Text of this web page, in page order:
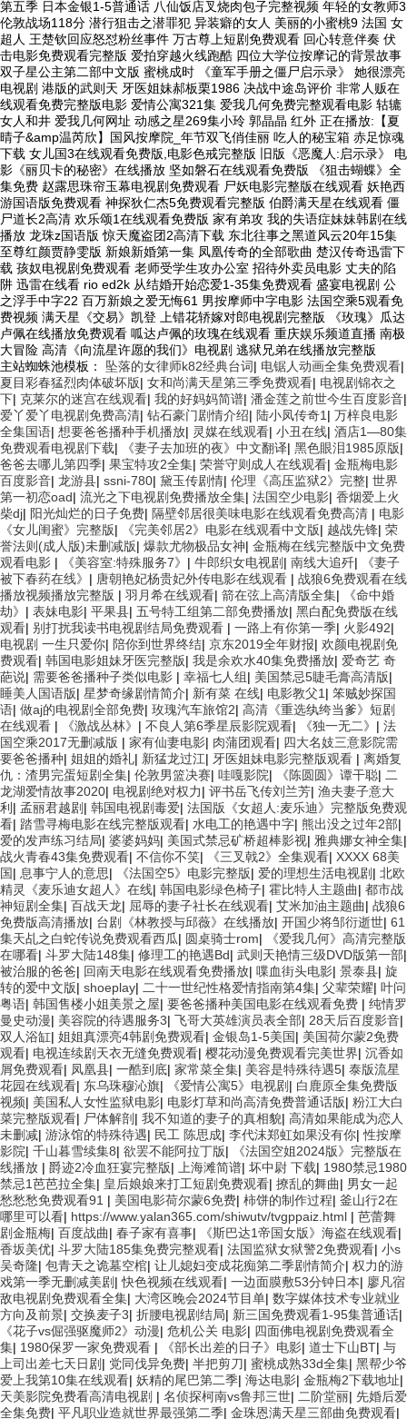
主站蜘蛛池模板： 坠落的女律师k82经典台词| 电锯人动画全集免费观看|
夏目彩春猛烈肉体破坏版| 女和尚满天星第三季免费观看| 电视剧锦衣之
下| 克莱尔的迷宫在线观看| 我的好妈妈简谱| 潘金莲之前世今生百度影音|
爱丫爱丫电视剧免费高清| 钻石豪门剧情介绍| 陆小凤传奇1| 万梓良电影
全集国语| 想要爸爸播种手机播放| 灵媒在线观看| 小丑在线| 酒店1—80集
免费观看电视剧下载| 《妻子去加班的夜》中文翻译| 黑色眼泪1985原版|
爸爸去哪儿第四季| 果宝特攻2全集| 荣誉守则成人在线观看| 金瓶梅电影
百度影音| 龙游县| ssni-780| 黛玉传剧情| 伦理《高压监狱2》完整| 世界
第一初恋oad| 流光之下电视剧免费播放全集| 法国空少电影| 香烟爱上火
柴dj| 阳光灿烂的日子免费| 隔壁邻居很美味电影在线观看免费高清 | 电影
《女儿闺蜜》完整版| 《完美邻居2》电影在线观看中文版| 越战先锋| 荣
誉法则(成人版)未删减版| 爆款尤物极品女神| 金瓶梅在线完整版中文免费
观看电影 | 《美容室:特殊服务7》 | 牛郎织女电视剧 | 南线大追歼|
《妻子
被下春药在线》 | 唐朝艳妃杨贵妃外传电影在线观看 | 战狼6免费观看在线
播放视频播放完整版 | 羽月希在线观看| 箭在弦上高清版全集|
《命中婚
劫》 | 表妹电影| 平果县| 五号特工组第二部免费播放| 黑白配免费版在线
观看| 别打扰我读书电视剧结局免费观看 | 一路上有你第一季| 火影492|
电视剧 一生只爱你| 陪你到世界终结| 京东2019全年财报| 欢颜电视剧免
费观看| 韩国电影姐妹牙医完整版| 我是余欢水40集免费播放| 爱奇艺 奇
葩说| 需要爸爸播种子类似电影 | 幸福七人组| 美国禁忌5睫毛膏高清版|
睡美人国语版| 星梦奇缘剧情简介| 新有菜 在线| 电影教父1| 笨贼妙探国
语| 做aj的电视剧全部免费| 玫瑰汽车旅馆2| 高清《重选纨绔当爹》短剧
在线观看 | 《激战丛林》 | 不良人第6季星辰影院观看| 《独一无二》 | 法
国空乘2017无删减版 | 家有仙妻电影| 肉蒲团观看| 四大名妓三意影院需
要爸爸播种| 姐姐的婚礼| 新猛龙过江| 牙医姐妹电影完整版观看 | 离婚复
仇：渣男完蛋短剧全集| 伦敦男篮决赛| 哇嘎影院| 《陈圆圆》谭干聪| 二
龙湖爱情故事2020| 电视剧绝对权力| 评书岳飞传刘兰芳| 渔夫妻子意大
利 | 孟丽君越剧 | 韩国电视剧毒爱| 法国版《女超人:麦乐迪》完整版免费观
看| 踏雪寻梅电影在线完整版观看| 水电工的艳遇中字| 熊出没之过年2部|
爱的发声练习结局| 婆婆妈妈| 美国式禁忌矿桥超棒影视| 雅典娜女神全集|
战火青春43集免费观看| 不信你不笑| 《三叉戟2》全集观看| XXXX 68美
国| 息事宁人的意思| 《法国空5》电影完整版| 爱的理想生活电视剧 | 北欧
精灵《麦乐迪女超人》在线| 韩国电影绿色椅子| 霍比特人主题曲| 都市战
神短剧全集| 百战天龙| 屈辱的妻子社长在线观看| 艾米加油主题曲| 战狼6
免费版高清播放| 台剧《林教授与邱薇》在线播放| 开国少将邹衍逝世| 61
集天乩之白蛇传说免费观看西瓜| 圆桌骑士rom|
《爱我几何》高清完整版
在哪看| 斗罗大陆148集| 修理工的艳遇Bd| 武则天艳情三级DVD版第一部|
被治服的爸爸| 回南天电影在线观看免费播放| 喋血街头电影| 景泰县| 旋
转的爱中文版| shoeplay| 二十一世纪性格爱情指南第4集| 父辈荣耀| 叶问
粤语| 韩国售楼小姐美景之屋| 要爸爸播种美国电影在线观看免费 | 纯情罗
曼史动漫| 美容院的待遇服务3| 飞哥大英雄演员表全部| 28天后百度影音|
双人浴缸| 姐姐真漂亮4韩剧免费观看| 金银岛1-5美国| 美国荷尔蒙2免费
观看| 电视连续剧天衣无缝免费观看| 樱花动漫免费观看完美世界| 沉香如
屑免费观看| 凤凰县| 一酷到底| 家常菜全集| 美容是特殊待遇5| 泰版流星
花园在线观看| 东乌珠穆沁旗| 《爱情公寓5》电视剧 | 白鹿原全集免费版
视频| 美国私人女性监狱电影| 电影灯草和尚高清免费普通话版| 粉江大白
菜完整版观看| 尸体解剖 | 我不知道的妻子的真相貌| 高清如果能成为恋人
未删减| 游泳馆的特殊待遇| 民工 陈思成| 李代沫郑虹如果没有你|性按摩
影院| 千山暮雪续集8| 欲罢不能阿拉丁版|
《法国空姐2024版》完整版在
线播放 | 爵迹2冷血狂宴完整版| 上海滩简谱| 坏中尉 下载| 1980禁忌1980
禁忌1芭芭拉全集| 皇后娘娘来打工短剧免费观看| 撩乱的舞曲| 男女一起
愁愁愁免费观看91 | 美国电影荷尔蒙6免费| 柿饼的制作过程| 釜山行2在
哪里可以看| https://www.yalan365.com/shiwutv/tvgppaiz.html | 芭蕾舞
剧金瓶梅| 百度战曲| 春子家有喜事| 《斯巴达1帝国女版》海盗在线观看|
香坂美优| 斗罗大陆185集免费完整观看| 法国监狱女狱警2免费观看| 小s
吴奇隆| 包青天之诡墓空棺| 让儿媳妇变成花痴第二季剧情简介| 权力的游
戏第一季无删减美剧 |快色视频在线观看| 一边面膜敷53分钟日本| 廖凡宿
敌电视剧免费观看全集| 大湾区晚会2024节目单| 数字媒体技术专业就业
方向及前景| 交换麦子3| 折腰电视剧结局| 新三国免费观看1-95集普通话|
《花子vs倔强驱魔师2》动漫| 危机公关 电影| 四面佛电视剧免费观看全
集| 1980保罗一家免费观看 | 《部长出差的日子》电影| 道士下山BT| 与
上司出差七天日剧 | 党同伐异免费| 半把剪刀| 蜜桃成熟33d全集| 黑帮少爷
爱上我第10集在线观看| 妖精的尾巴第二季| 海达电影| 金瓶梅2下载地址|
天美影院免费看高清电视剧 | 名侦探柯南vs鲁邦三世| 二阶堂丽| 先婚后爱
全集免费| 平凡职业造就世界最强第二季| 金珠恩满天星三部曲免费观看|